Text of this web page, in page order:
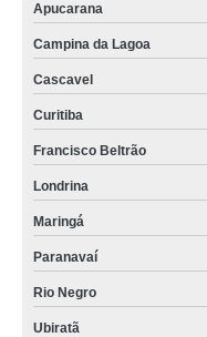
Apucarana
Campina da Lagoa
Cascavel
Curitiba
Francisco Beltrão
Londrina
Maringá
Paranavaí
Rio Negro
Ubiratã